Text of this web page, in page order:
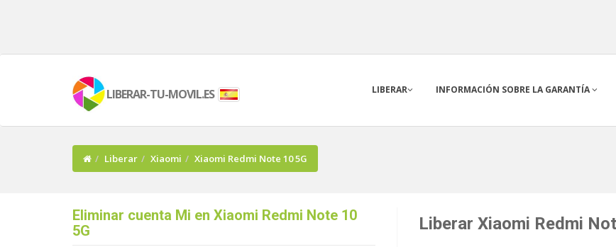
LIBERAR-TU-MOVIL.ES LIBERAR INFORMACIÓN SOBRE LA GARANTÍA
Liberar Xiaomi Xiaomi Redmi Note 10 5G
Eliminar cuenta Mi en Xiaomi Redmi Note 10
5G
Liberar Xiaomi Redmi